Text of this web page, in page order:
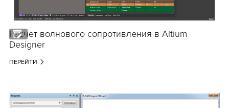
Расчет волнового сопротивления в Altium
Designer
ПЕРЕЙТИ